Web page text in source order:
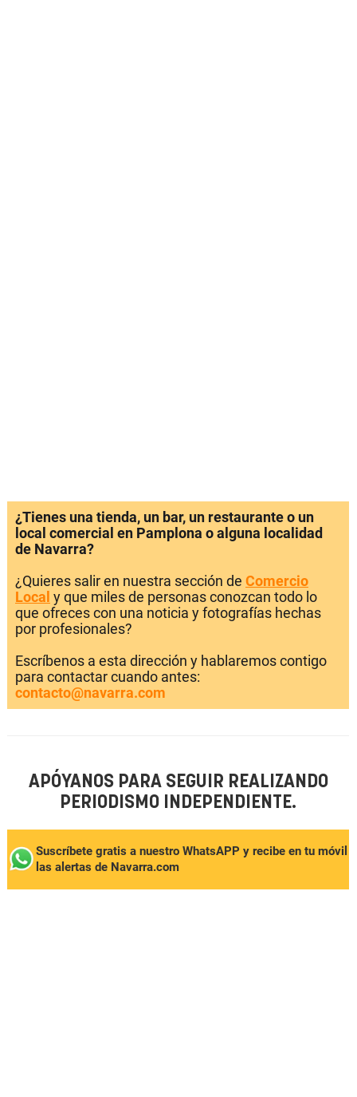
¿Tienes una tienda, un bar, un restaurante o un
local comercial en Pamplona o alguna localidad
de Navarra?
¿Quieres salir en nuestra sección de Comercio
Local y que miles de personas conozcan todo lo
que ofreces con una noticia y fotografías hechas
por profesionales?
Escríbenos a esta dirección y hablaremos contigo
para contactar cuando antes:
contacto@navarra.com
APÓYANOS PARA SEGUIR REALIZANDO
PERIODISMO INDEPENDIENTE.
Suscríbete gratis a nuestro WhatsAPP y recibe en tu móvil
las alertas de Navarra.com